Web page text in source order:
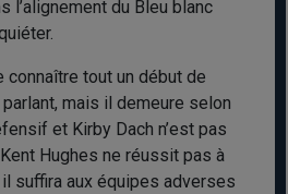
l’alignement du Bleu blanc
connaître tout un début de
mais il demeure selon
et Kirby Dach n’est pas
Hughes ne réussit pas à
suffira aux équipes adverses